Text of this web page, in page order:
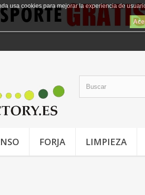
usa cookies para mejorar la experiencia de
FORJA LIMPIEZA